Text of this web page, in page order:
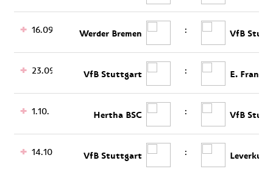
16.09. Werder Bremen : VfB
23.09. VfB Stuttgart : E.
1.10. Hertha BSC : VfB
14.10. VfB Stuttgart :